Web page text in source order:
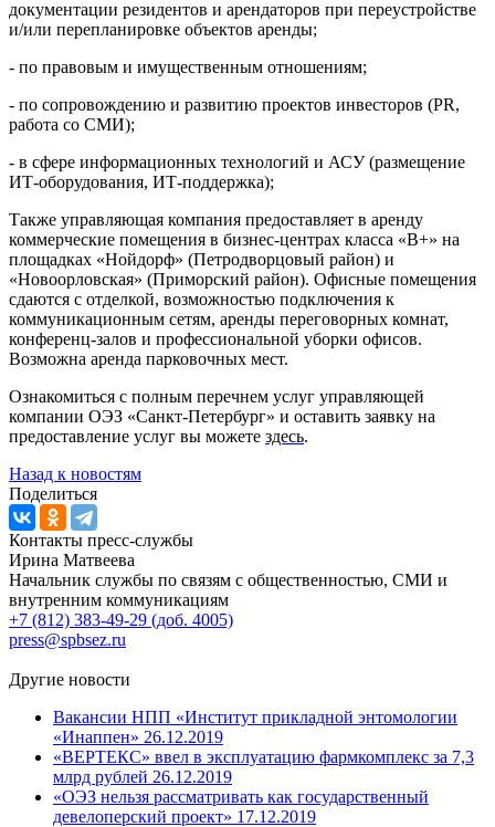
документации резидентов и арендаторов при переустройстве
и/или перепланировке объектов аренды;
- по правовым и имущественным отношениям;
- по сопровождению и развитию проектов инвесторов (PR,
работа со СМИ);
- в сфере информационных технологий и АСУ (размещение
ИТ-оборудования, ИТ-поддержка);
Также управляющая компания предоставляет в аренду
коммерческие помещения в бизнес-центрах класса «В+» на
площадках «Нойдорф» (Петродворцовый район) и
«Новоорловская» (Приморский район). Офисные помещения
сдаются с отделкой, возможностью подключения к
коммуникационным сетям, аренды переговорных комнат,
конференц-залов и профессиональной уборки офисов.
Возможна аренда парковочных мест.
Ознакомиться с полным перечнем услуг управляющей
компании ОЭЗ «Санкт-Петербург» и оставить заявку на
предоставление услуг вы можете здесь.
Назад к новостям
Поделиться
Контакты пресс-службы
Ирина Матвеева
Начальник службы по связям с общественностью, СМИ и
внутренним коммуникациям
+7 (812) 383-49-29 (доб. 4005)
press@spbsez.ru
Другие новости
Вакансии НПП «Институт прикладной энтомологии
«Инаппен» 26.12.2019
«ВЕРТЕКС» ввел в эксплуатацию фармкомплекс за 7,3
млрд рублей 26.12.2019
«ОЭЗ нельзя рассматривать как государственный
девелоперский проект» 17.12.2019